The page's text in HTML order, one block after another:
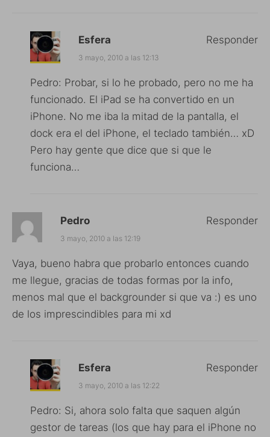
Esfera
3 mayo, 2010 a las 12:13
Pedro: Probar, si lo he probado, pero no me ha
funcionado. El iPad se ha convertido en un
iPhone. No me iba la mitad de la pantalla, el
dock era el del iPhone, el teclado también… xD
Pero hay gente que dice que si que le
funciona…
Responder
Pedro
3 mayo, 2010 a las 12:19
Vaya, bueno habra que probarlo entonces cuando
me llegue, gracias de todas formas por la info,
menos mal que el backgrounder si que va :) es uno
de los imprescindibles para mi xd
Responder
Esfera
3 mayo, 2010 a las 12:22
Pedro: Si, ahora solo falta que saquen algún
gestor de tareas (los que hay para el iPhone no
Responder